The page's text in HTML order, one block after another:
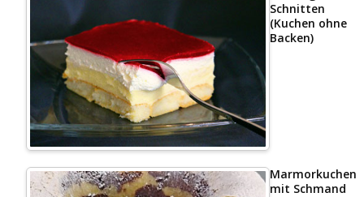
Schnitten
(Kuchen ohne
Backen)
Marmorkuchen
mit Schmand